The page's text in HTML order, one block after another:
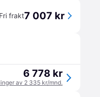
Fri frakt7 007 kr
6 778 kr
av 2 335 kr/mnd.